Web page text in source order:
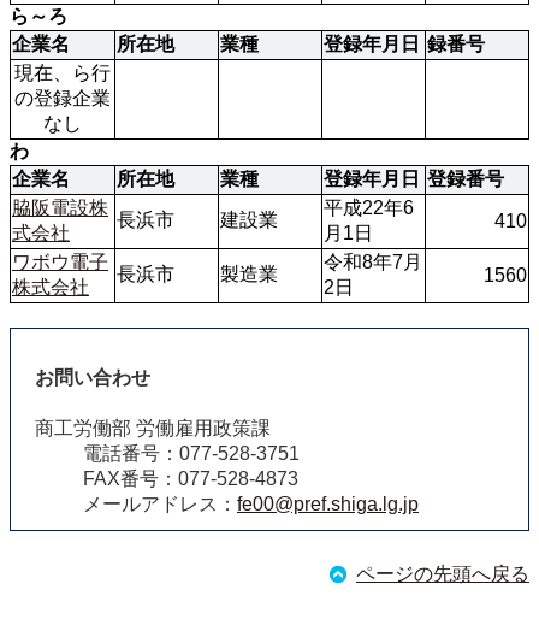
ら～ろ
企業名
所在地 業種 登録年月日 録番号
現在、ら行
の登録企業
なし
わ
企業名
所在地 業種 登録年月日 登録番号
脇阪電設株
式会社
長浜市 建設業
平成22年6
月1日
410
ワボウ電子
株式会社
長浜市 製造業
令和8年7月
2日
1560
お問い合わせ
商工労働部 労働雇用政策課
電話番号：077‐528‐3751
FAX番号：077‐528‐4873
メールアドレス： fe00@pref.shiga.lg.jp
ページの先頭へ戻る